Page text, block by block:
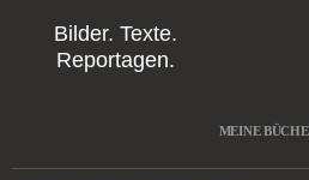
Bilder. Texte.
Reportagen.
MEINE